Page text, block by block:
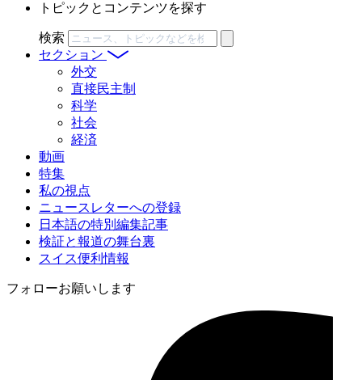
トピックとコンテンツを探す
検索
セクション
外交
直接民主制
科学
社会
経済
動画
特集
私の視点
ニュースレターへの登録
日本語の特別編集記事
検証と報道の舞台裏
スイス便利情報
フォローお願いします